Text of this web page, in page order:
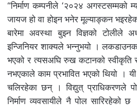
“निर्माण कम्पनीले ‘२०२४ अगस्टसम्मको
जायज हो वा होइन भनेर मूल्याङ्कन
बारेमा अवस्था बुझ्न विज्ञको टोलीले
इन्जिनियर शाक्यले भन्नुभयो ।
भएको र त्यसअघि रुख कटानको स्वीकृति र
नभएकाले काम प्रभावित भएको थियो ।
चलिरहेका छन् । विद्युत् प्राधिकरणले
निर्माण व्यवसायीले नै पोल सारिरहेको